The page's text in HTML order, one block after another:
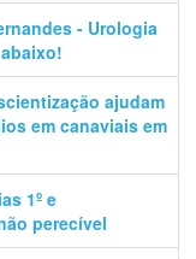
- Urologia
ajudam
em canaviais em
1º e
perecível